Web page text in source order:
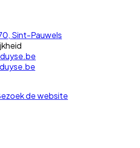
Sint-Pauwels
de website